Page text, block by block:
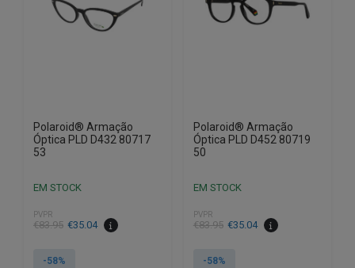
Polaroid® Armação
Óptica PLD D432 80717
53
EM STOCK
PVPR
€83.95
O
original
€35.04
O
atual
-58%
Polaroid® Armação
Óptica PLD D452 80719
50
EM STOCK
PVPR
€83.95
O
original
€35.04
O
atual
-58%